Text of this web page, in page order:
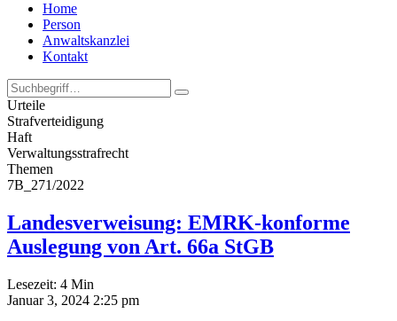
Home
Person
Anwaltskanzlei
Kontakt
Urteile
Strafverteidigung
Haft
Verwaltungs­strafrecht
Themen
7B_271/2022
Landesverweisung: EMRK-konforme
Auslegung von Art. 66a StGB
Lesezeit: 4 Min
Januar 3, 2024 2:25 pm